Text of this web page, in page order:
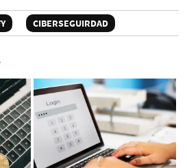
CIBERSEGUIRDAD